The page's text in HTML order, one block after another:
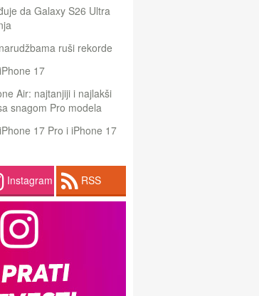
da Galaxy S26 Ultra
ruši rekorde
17
Air: najtanjiji i najlakši
snagom Pro modela
17 Pro i iPhone 17
Instagram RSS